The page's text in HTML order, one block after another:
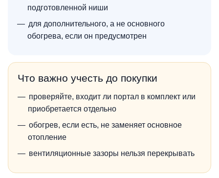
подготовленной ниши
для дополнительного, а не основного
обогрева, если он предусмотрен
Что важно учесть до покупки
проверяйте, входит ли портал в комплект или
приобретается отдельно
обогрев, если есть, не заменяет основное
отопление
вентиляционные зазоры нельзя перекрывать